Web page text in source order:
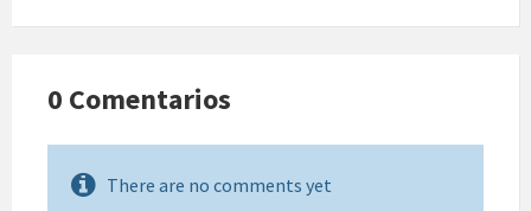
0 Comentarios
There are no comments yet